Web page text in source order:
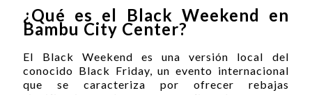
¿Qué es el Black Weekend en
Bambu City Center?
El Black Weekend es una versión local del
conocido Black Friday, un evento internacional
que se caracteriza por ofrecer rebajas